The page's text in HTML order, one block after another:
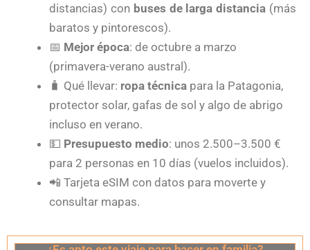
distancias) con buses de larga distancia (más
baratos y pintorescos).
📅 Mejor época: de octubre a marzo
(primavera-verano austral).
🧳 Qué llevar: ropa técnica para la Patagonia,
protector solar, gafas de sol y algo de abrigo
incluso en verano.
💵 Presupuesto medio: unos 2.500–3.500 €
para 2 personas en 10 días (vuelos incluidos).
📲 Tarjeta eSIM con datos para moverte y
consultar mapas.